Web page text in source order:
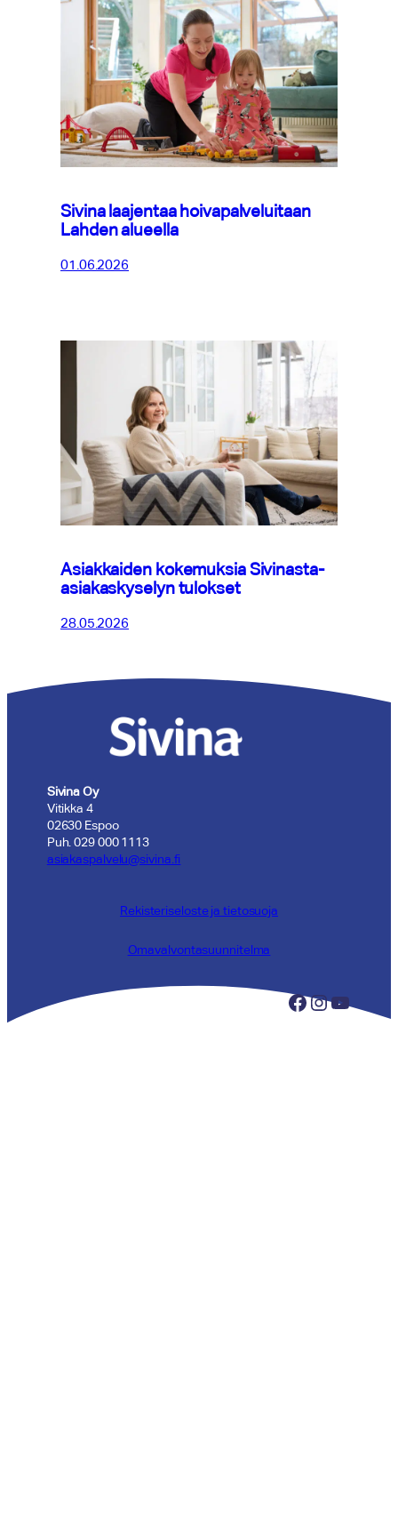
Sivina laajentaa hoivapalveluitaan
Lahden alueella
01.06.2026
Asiakkaiden kokemuksia Sivinasta-
asiakaskyselyn tulokset
28.05.2026
Sivina Oy
Vitikka 4
02630 Espoo
Puh. 029 000 1113
asiakaspalvelu@sivina.fi
Rekisteriseloste ja tietosuoja
Omavalvontasuunnitelma
Facebook InstagramYouTube